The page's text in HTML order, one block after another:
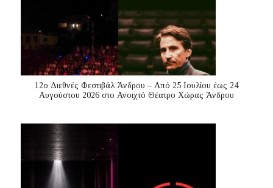
12ο Διεθνές Φεστιβάλ Άνδρου – Από 25 Ιουλίου έως 24
Αυγούστου 2026 στο Ανοιχτό Θέατρο Χώρας Άνδρου